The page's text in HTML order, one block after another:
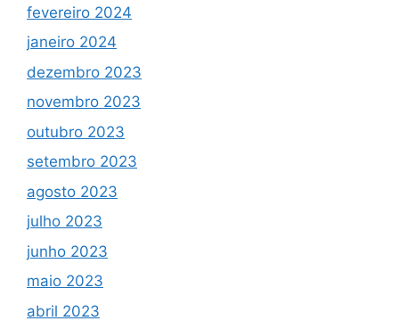
fevereiro 2024
janeiro 2024
dezembro 2023
novembro 2023
outubro 2023
setembro 2023
agosto 2023
julho 2023
junho 2023
maio 2023
abril 2023